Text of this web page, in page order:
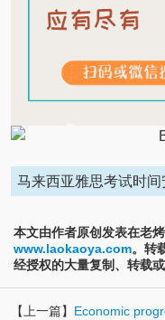
马来西亚雅思考试时间
本文由作者原创发表在老
www.laokaoya.com。转
经授权的大量复制、转载
【上一篇】 Economic